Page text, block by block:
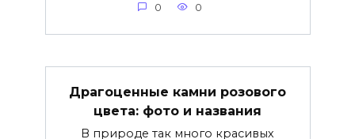
0 0
Драгоценные камни розового
цвета: фото и названия
В природе так много красивых